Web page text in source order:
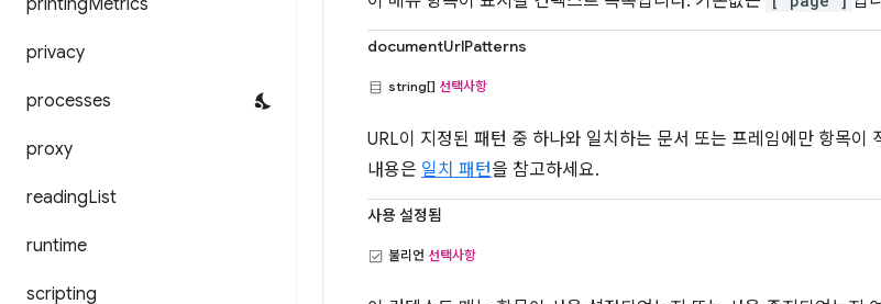
printingMetrics
privacy
processes
proxy
readingList
runtime
scripting
documentUrlPatterns
string[] 선택사항
URL이 지정된 패턴 중 하나와 일치하는 문서 또는 프레임에만 항목이
내용은 일치 패턴을 참고하세요.
사용 설정됨
불리언 선택사항